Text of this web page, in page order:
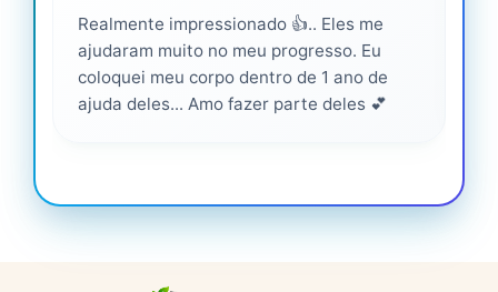
Realmente impressionado 👍.. Eles me
ajudaram muito no meu progresso. Eu
coloquei meu corpo dentro de 1 ano de
ajuda deles... Amo fazer parte deles 💕